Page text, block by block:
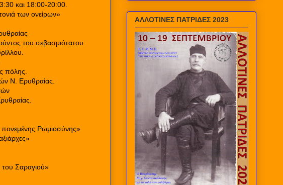
και 18:00-20:00.
των ονείρων»
του σεβασμιότατου
πόλης.
Ν. Ερυθραίας.
Ρωμιοσύνης»
Σαραγιού»
ΑΛΛΟΤΙΝΕΣ ΠΑΤΡΙΔΕΣ 2023